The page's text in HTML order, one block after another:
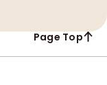
Page Top